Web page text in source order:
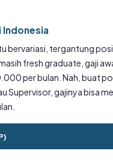
Indonesia
bervariasi, tergantung
fresh graduate, gaji
per bulan. Nah, buat
Supervisor, gajinya bisa